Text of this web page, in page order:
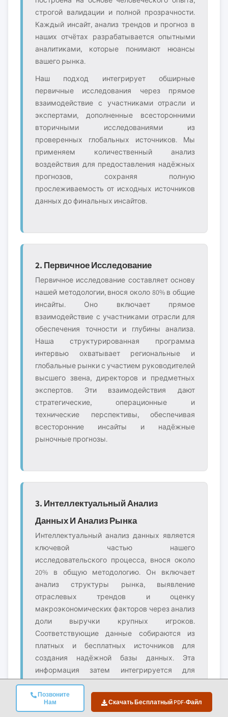
Позвоните
Нам
Скачать Бесплатный PDF-Файл
строгой валидации и полной прозрачности.
Каждый инсайт, анализ трендов и прогноз в
наших отчётах разрабатывается опытными
аналитиками, которые понимают нюансы
вашего рынка.
Наш подход интегрирует обширные
первичные исследования через прямое
взаимодействие с участниками отрасли и
экспертами, дополненные всесторонними
вторичными исследованиями из
проверенных глобальных источников. Мы
применяем количественный анализ
воздействия для предоставления надёжных
прогнозов, сохраняя полную
прослеживаемость от исходных источников
данных до финальных инсайтов.
2. Первичное Исследование
Первичное исследование составляет основу
нашей методологии, внося около 80% в общие
инсайты. Оно включает прямое
взаимодействие с участниками отрасли для
обеспечения точности и глубины анализа.
Наша структурированная программа
интервью охватывает региональные и
глобальные рынки с участием руководителей
высшего звена, директоров и предметных
экспертов. Эти взаимодействия дают
стратегические, операционные и
технические перспективы, обеспечивая
всесторонние инсайты и надёжные
рыночные прогнозы.
3. Интеллектуальный Анализ
Данных И Анализ Рынка
Интеллектуальный анализ данных является
ключевой частью нашего
исследовательского процесса, внося около
20% в общую методологию. Он включает
анализ структуры рынка, выявление
отраслевых трендов и оценку
макроэкономических факторов через анализ
доли выручки крупных игроков.
Соответствующие данные собираются из
платных и бесплатных источников для
создания надёжной базы данных. Эта
информация затем интегрируется для
поддержки первичных исследований и
оценки размера рынка с валидацией от
ключевых заинтересованных сторон, таких